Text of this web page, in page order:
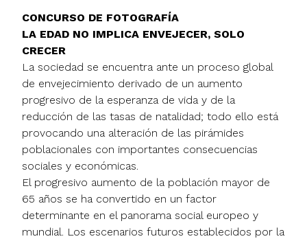
CONCURSO DE FOTOGRAFÍA
LA EDAD NO IMPLICA ENVEJECER, SOLO
CRECER
La sociedad se encuentra ante un proceso global
de envejecimiento derivado de un aumento
progresivo de la esperanza de vida y de la
reducción de las tasas de natalidad; todo ello está
provocando una alteración de las pirámides
poblacionales con importantes consecuencias
sociales y económicas.
El progresivo aumento de la población mayor de
65 años se ha convertido en un factor
determinante en el panorama social europeo y
mundial. Los escenarios futuros establecidos por la